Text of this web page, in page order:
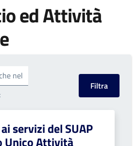
ed Attività
nel
servizi del SUAP
Unico Attività